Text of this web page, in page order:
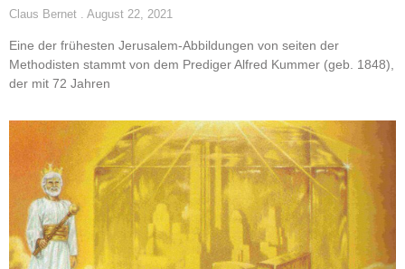
Claus Bernet August 22, 2021
Eine der frühesten Jerusalem-Abbildungen von seiten der
Methodisten stammt von dem Prediger Alfred Kummer (geb. 1848),
der mit 72 Jahren